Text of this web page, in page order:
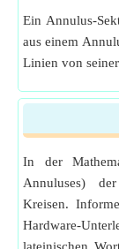
Ein Annulus-
aus einem
Linien von
In der
Annuluses)
Kreisen.
Hardware-